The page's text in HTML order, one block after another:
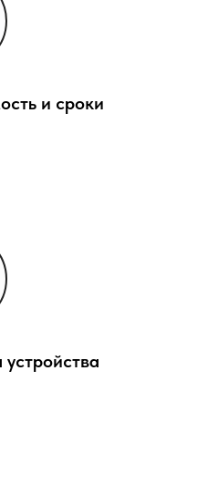
и сроки